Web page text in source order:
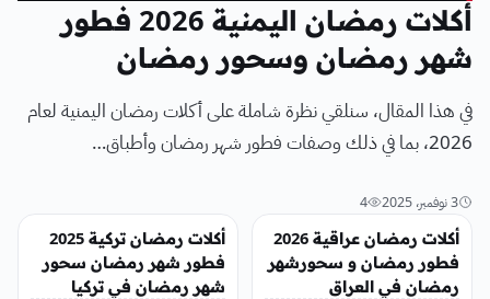
أكلات رمضان اليمنية 2026 فطور
شهر رمضان وسحور رمضان
في هذا المقال، سنلقي نظرة شاملة على أكلات رمضان اليمنية لعام
2026، بما في ذلك وصفات فطور شهر رمضان وأطباق…
3 نوفمبر، 2025 4
تريندات
أكلات رمضان عراقية 2026
فطور رمضان و سحورشهر
رمضان في العراق
تريندات
أكلات رمضان تركية 2025
فطور شهر رمضان سحور
شهر رمضان في تركيا